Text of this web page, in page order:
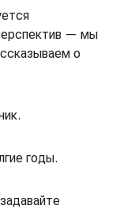
— мы
о
годы.